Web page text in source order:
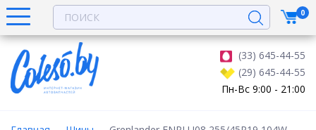
(33) 645-44-55
(29) 645-44-55
Пн-Вс 9:00 - 21:00
0